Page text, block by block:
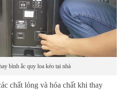
bình ắc quy loa kéo tại nhà
chất lỏng và hóa chất khi thay